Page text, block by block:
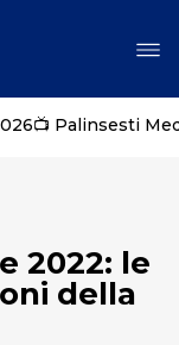
📺 Palinsesti
2022: le
della